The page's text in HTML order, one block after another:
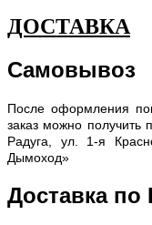
ДОСТАВКА
Самовывоз
После оформления
заказ можно получить
Радуга, ул. 1-я
Дымоход»
Доставка по